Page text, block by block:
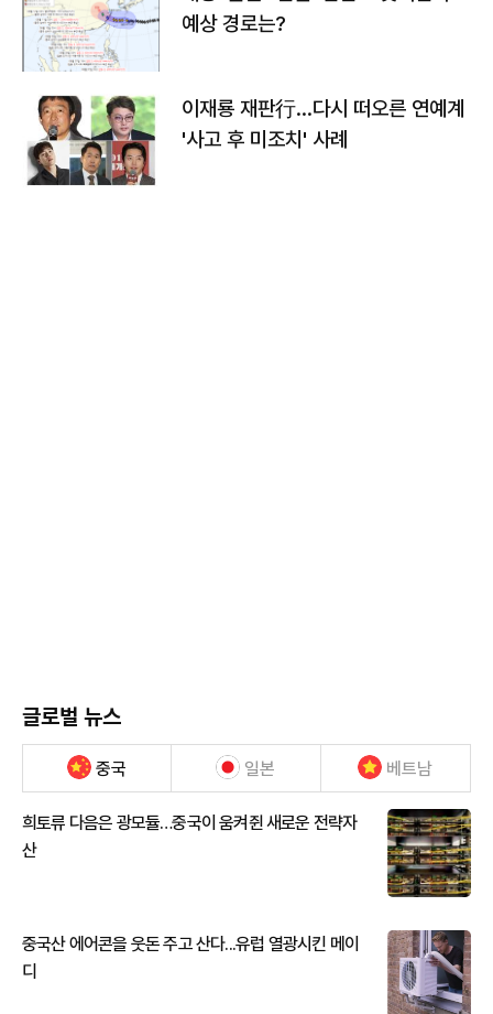
예상 경로는?
이재룡 재판行…다시 떠오른 연예계
'사고 후 미조치' 사례
글로벌 뉴스
중국 일본 베트남
희토류 다음은 광모듈…중국이 움켜쥔 새로운 전략자
산
중국산 에어콘을 웃돈 주고 산다...유럽 열광시킨 메이
디